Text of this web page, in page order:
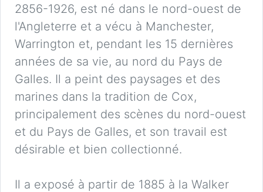
2856-1926, est né dans le nord-ouest de
l'Angleterre et a vécu à Manchester,
Warrington et, pendant les 15 dernières
années de sa vie, au nord du Pays de
Galles. Il a peint des paysages et des
marines dans la tradition de Cox,
principalement des scènes du nord-ouest
et du Pays de Galles, et son travail est
désirable et bien collectionné.
Il a exposé à partir de 1885 à la Walker